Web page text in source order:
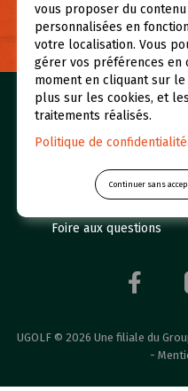
NOUS
Nos golfs
Espace abonné
Qui sommes-nous ?
Restaurants et Hôtels
Foire aux questions
UGOLF © 2026 Une filiale du
-
vous proposer du
personnalisées en
votre localisation. Vous
gérer vos préférences en
moment en cliquant sur
plus sur les cookies, et
traitements réalisés.
Politique de confidentialité.
Continuer sans